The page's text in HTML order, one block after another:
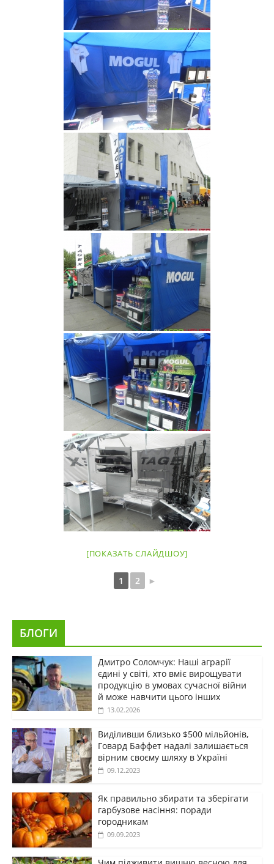
[ПОКАЗАТЬ СЛАЙДШОУ]
1 2 ►
БЛОГИ
Дмитро Соломчук: Наші аграрії
єдині у світі, хто вміє вирощувати
продукцію в умовах сучасної війни
й може навчити цього інших
13.02.2026
Виділивши близько $500 мільйонів,
Говард Баффет надалі залишається
вірним своєму шляху в Україні
09.12.2023
Як правильно збирати та зберігати
гарбузове насіння: поради
городникам
09.09.2023